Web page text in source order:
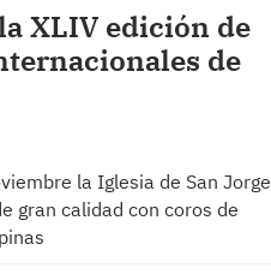
XLIV edición de
de
la Iglesia de San Jorge
gran calidad con coros de